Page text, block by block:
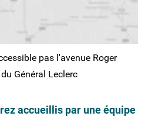
pas l'avenue Roger
Général Leclerc
accueillis par une équipe